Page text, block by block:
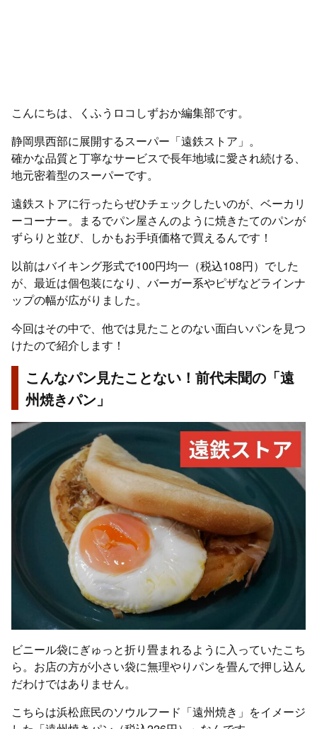
こんにちは、くふうロコしずおか編集部です。
静岡県西部に展開するスーパー「遠鉄ストア」。
確かな品質と丁寧なサービスで長年地域に愛され続ける、
地元密着型のスーパーです。
遠鉄ストアに行ったらぜひチェックしたいのが、ベーカリ
ーコーナー。まるでパン屋さんのように焼きたてのパンが
ずらりと並び、しかもお手頃価格で買えるんです！
以前はバイキング形式で100円均一（税込108円）でした
が、最近は個包装になり、バーガー系やピザなどラインナ
ップの幅が広がりました。
今回はその中で、他では見たことのない面白いパンを見つ
けたので紹介します！
こんなパン見たことない！前代未聞の「遠
州焼きパン」
ビニール袋にぎゅっと折り畳まれるように入っていたこち
ら。お店の方が小さい袋に無理やりパンを畳んで押し込ん
だわけではありません。
こちらは浜松庶民のソウルフード「遠州焼き」をイメージ